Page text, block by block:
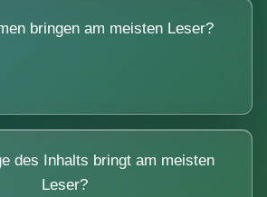
bringen am meisten Leser?
des Inhalts bringt am meisten
Leser?